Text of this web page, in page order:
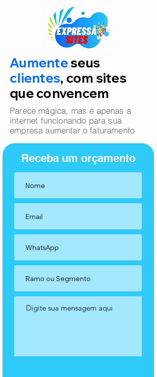
Aumenteseus
clientes, com sites
que convencem
Parece mágica, mas é apenas a
internet funcionando para sua
empresa aumentar o faturamento
Receba um orçamento